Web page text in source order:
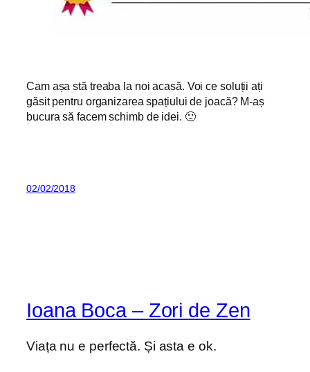
Cam așa stă treaba la noi acasă. Voi ce soluții ați
găsit pentru organizarea spațiului de joacă? M-aș
bucura să facem schimb de idei. 🙂
02/02/2018
Ioana Boca – Zori de Zen
Viața nu e perfectă. Și asta e ok.